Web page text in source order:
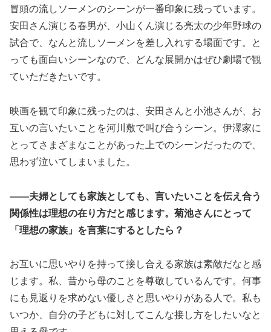
冒頭の流しソーメンのシーンが一番印象に残っています。
安田さん演じる春男が、小山くん演じる亮太の少年野球の
試合で、なんと流しソーメンを差し入れする場面です。と
っても面白いシーンなので、どんな展開かはぜひ劇場で観
ていただきたいです。
映画を観て印象に残ったのは、安田さんと小池さんが、お
互いの言いたいことを河川敷で叫び合うシーン。伊澤家に
とってさまざまなことがあった上でのシーンだったので、
思わず泣いてしまいました。
――夫婦としても家族としても、言いたいことを伝え合う
関係性は理想の在り方だと感じます。菊池さんにとって
「理想の家族」を言葉にするとしたら？
お互いに思いやりを持って接し合える家族は素敵だなと感
じます。私、昔から母のことを尊敬しているんです。何事
にも見返りを求めない優しさと思いやりがある人で。私も
いつか、自分の子どもに対してこんな接し方をしたいなと